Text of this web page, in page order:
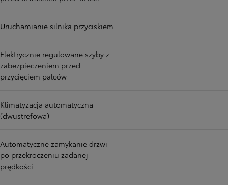
Uruchamianie silnika przyciskiem
Elektrycznie regulowane szyby z
zabezpieczeniem przed
przycięciem palców
Klimatyzacja automatyczna
(dwustrefowa)
Automatyczne zamykanie drzwi
po przekroczeniu zadanej
prędkości